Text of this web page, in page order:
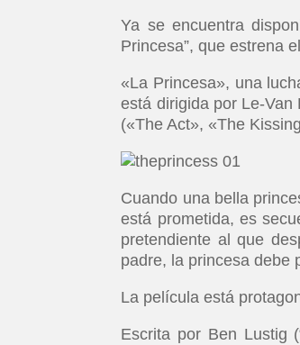
Ya se encuentra
Princesa”, que estrena
«La Princesa», una
está dirigida por Le-
(«The Act», «The
Cuando una bella
está prometida, es
pretendiente al que
padre, la princesa debe
La película está
Escrita por Ben Lustig